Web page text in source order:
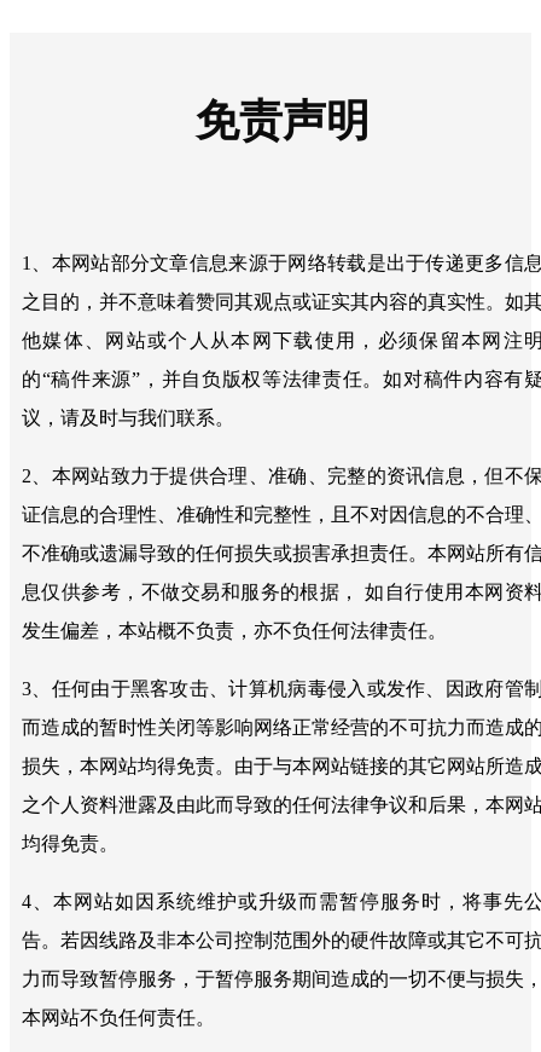
免责声明
1、本网站部分文章信息来源于网络转载是出于传递更多信
之目的，并不意味着赞同其观点或证实其内容的真实性。如
他媒体、网站或个人从本网下载使用，必须保留本网注
的“稿件来源”，并自负版权等法律责任。如对稿件内容有
议，请及时与我们联系。
2、本网站致力于提供合理、准确、完整的资讯信息，但不
证信息的合理性、准确性和完整性，且不对因信息的不合理
不准确或遗漏导致的任何损失或损害承担责任。本网站所有
息仅供参考，不做交易和服务的根据， 如自行使用本网资
发生偏差，本站概不负责，亦不负任何法律责任。
3、任何由于黑客攻击、计算机病毒侵入或发作、因政府管
而造成的暂时性关闭等影响网络正常经营的不可抗力而造成
损失，本网站均得免责。由于与本网站链接的其它网站所造
之个人资料泄露及由此而导致的任何法律争议和后果，本网
均得免责。
4、本网站如因系统维护或升级而需暂停服务时，将事先
告。若因线路及非本公司控制范围外的硬件故障或其它不可
力而导致暂停服务，于暂停服务期间造成的一切不便与损失
本网站不负任何责任。